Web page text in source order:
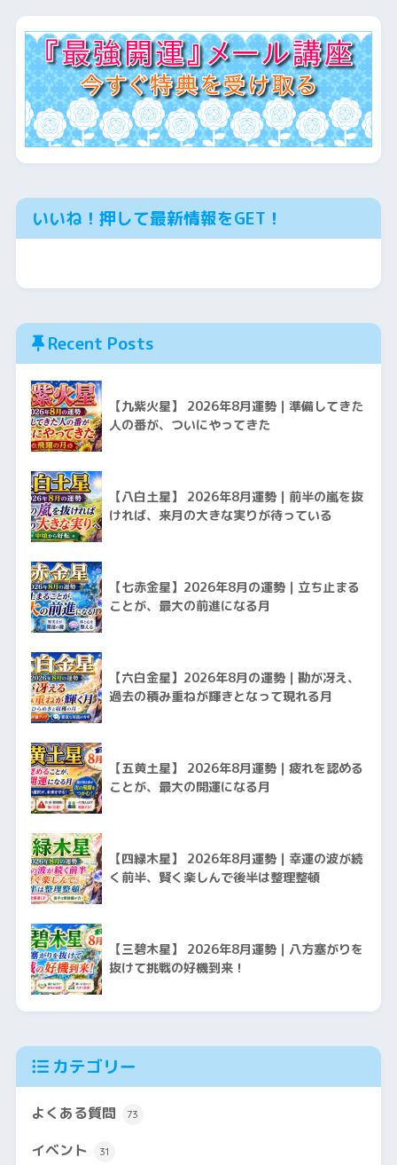
いいね！押して最新情報をGET！
Recent Posts
【九紫火星】 2026年8月運勢｜準備してきた
人の番が、ついにやってきた
【八白土星】 2026年8月運勢｜前半の嵐を抜
ければ、来月の大きな実りが待っている
【七赤金星】2026年8月の運勢｜立ち止まる
ことが、最大の前進になる月
【六白金星】2026年8月の運勢｜勘が冴え、
過去の積み重ねが輝きとなって現れる月
【五黄土星】 2026年8月運勢｜疲れを認める
ことが、最大の開運になる月
【四緑木星】 2026年8月運勢｜幸運の波が続
く前半、賢く楽しんで後半は整理整頓
【三碧木星】 2026年8月運勢｜八方塞がりを
抜けて挑戦の好機到来！
カテゴリー
よくある質問 73
イベント 31